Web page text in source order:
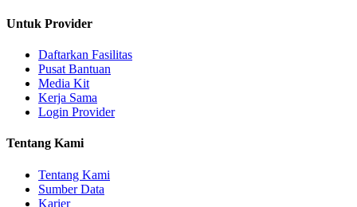
Untuk Provider
Daftarkan Fasilitas
Pusat Bantuan
Media Kit
Kerja Sama
Login Provider
Tentang Kami
Tentang Kami
Sumber Data
Karier